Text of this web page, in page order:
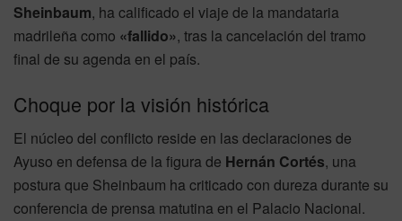
Sheinbaum, ha calificado el viaje de la mandataria
madrileña como «fallido», tras la cancelación del tramo
final de su agenda en el país.
Choque por la visión histórica
El núcleo del conflicto reside en las declaraciones de
Ayuso en defensa de la figura de Hernán Cortés, una
postura que Sheinbaum ha criticado con dureza durante su
conferencia de prensa matutina en el Palacio Nacional.